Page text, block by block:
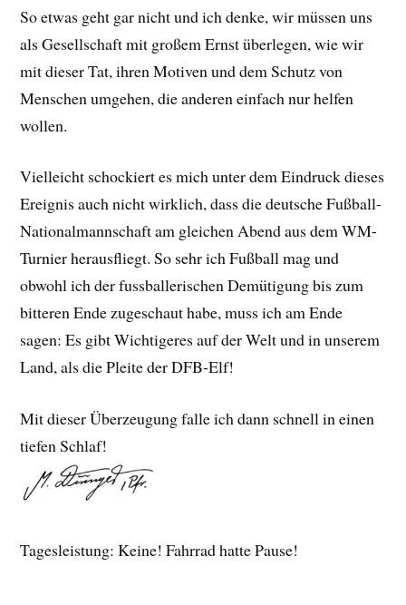
So etwas geht gar nicht und ich denke, wir müssen uns
als Gesellschaft mit großem Ernst überlegen, wie wir
mit dieser Tat, ihren Motiven und dem Schutz von
Menschen umgehen, die anderen einfach nur helfen
wollen.
Vielleicht schockiert es mich unter dem Eindruck dieses
Ereignis auch nicht wirklich, dass die deutsche Fußball-
Nationalmannschaft am gleichen Abend aus dem WM-
Turnier herausfliegt. So sehr ich Fußball mag und
obwohl ich der fussballerischen Demütigung bis zum
bitteren Ende zugeschaut habe, muss ich am Ende
sagen: Es gibt Wichtigeres auf der Welt und in unserem
Land, als die Pleite der DFB-Elf!
Mit dieser Überzeugung falle ich dann schnell in einen
tiefen Schlaf!
Tagesleistung: Keine! Fahrrad hatte Pause!